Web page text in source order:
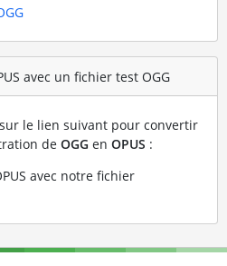
avec un fichier test OGG
le lien suivant pour convertir
de OGG en OPUS :
avec notre fichier